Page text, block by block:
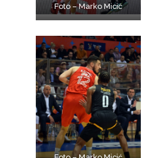
Foto – Marko Micić